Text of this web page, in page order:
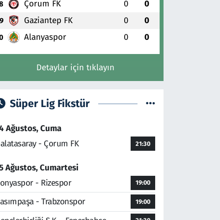
Çorum FK 0 0
9 Gaziantep FK 0 0
Alanyaspor 0 0
Detaylar için tıklayın
Süper Lig Fikstür
Ağustos, Cuma
- Çorum FK
21:30
Ağustos, Cumartesi
- Rizespor
19:00
- Trabzonspor 19:00